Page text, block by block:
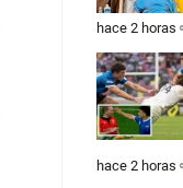
hace 2 horas
hace 2 horas